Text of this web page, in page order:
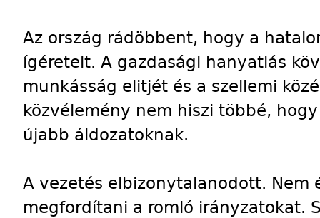
Az ország rádöbbent, hogy a
ígéreteit. A gazdasági hanyatlás
munkásság elitjét és a szellemi
közvélemény nem hiszi többé,
újabb áldozatoknak.
A vezetés elbizonytalanodott. Nem
megfordítani a romló irányzatokat.